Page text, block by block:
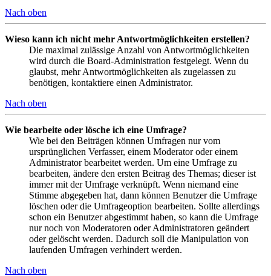
Nach oben
Wieso kann ich nicht mehr Antwortmöglichkeiten erstellen?
Die maximal zulässige Anzahl von Antwortmöglichkeiten
wird durch die Board-Administration festgelegt. Wenn du
glaubst, mehr Antwortmöglichkeiten als zugelassen zu
benötigen, kontaktiere einen Administrator.
Nach oben
Wie bearbeite oder lösche ich eine Umfrage?
Wie bei den Beiträgen können Umfragen nur vom
ursprünglichen Verfasser, einem Moderator oder einem
Administrator bearbeitet werden. Um eine Umfrage zu
bearbeiten, ändere den ersten Beitrag des Themas; dieser ist
immer mit der Umfrage verknüpft. Wenn niemand eine
Stimme abgegeben hat, dann können Benutzer die Umfrage
löschen oder die Umfrageoption bearbeiten. Sollte allerdings
schon ein Benutzer abgestimmt haben, so kann die Umfrage
nur noch von Moderatoren oder Administratoren geändert
oder gelöscht werden. Dadurch soll die Manipulation von
laufenden Umfragen verhindert werden.
Nach oben